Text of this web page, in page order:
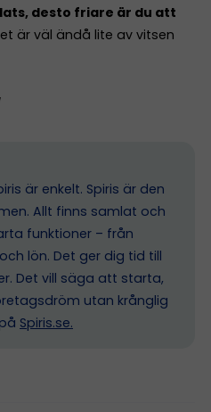
desto friare är du att
är väl ändå lite av vitsen
är enkelt. Spiris är den
Allt finns samlat och
funktioner – från
lön. Det ger dig tid till
Det vill säga att starta,
utan krånglig
Spiris.se.